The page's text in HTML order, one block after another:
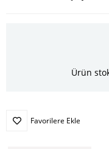
Ürün
Favorilere Ekle